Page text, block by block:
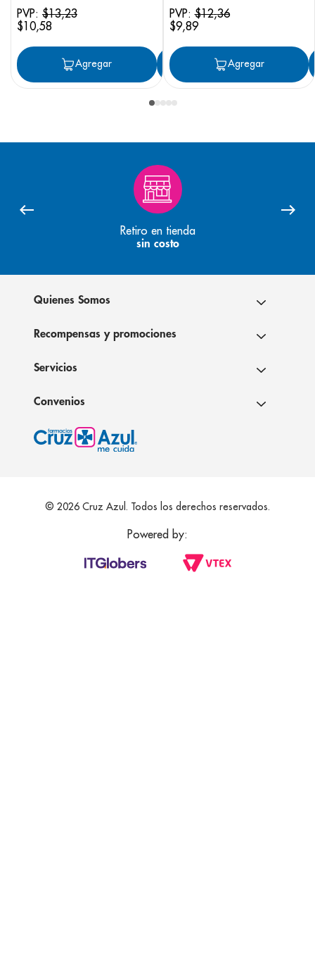
PVP: $13,23
$10,58
Agregar Agregar
PVP:$12,36
$9,89
Agregar
Retiro en tienda
sin costo
Quienes Somos
Recompensas y promociones
Servicios
Convenios
© 2026 Cruz Azul. Todos los derechos reservados.
Powered by: